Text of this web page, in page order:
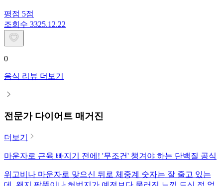
평점 5점
조회수 3325.12.22
0
음식 리뷰 더보기
전문가 다이어트 매거진
더보기
마운자로 근육 빠지기 전에! '무조건' 챙겨야 하는 단백질 공식
위고비나 마운자로 맞으신 뒤로 체중계 숫자는 잘 줄고 있는